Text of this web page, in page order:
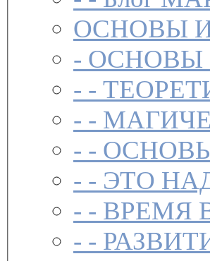
ОСНОВЫ
- ОСНОВЫ
- -
- -
- -
- - ЭТО
- - ВРЕМЯ
- -